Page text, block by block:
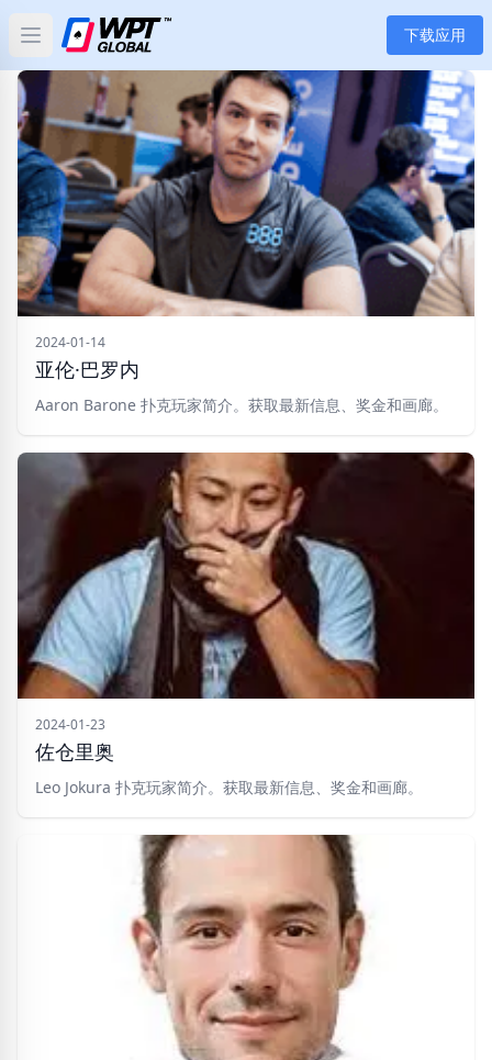
Open main menu 下载应用
首页
新闻
文章
扑克
应用
标签
2024-01-14
亚伦·巴罗内
Aaron Barone 扑克玩家简介。获取最新信息、奖金和画廊。
2024-01-23
佐仓里奥
Leo Jokura 扑克玩家简介。获取最新信息、奖金和画廊。